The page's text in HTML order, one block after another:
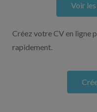
Voir
Créez votre CV en ligne
rapidement.